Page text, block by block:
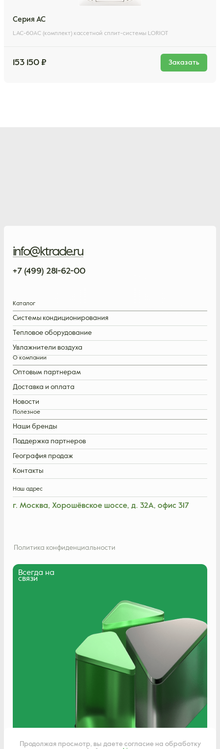
Продолжая просмотр, вы даете согласие на обработку
Серия AC
LAC-60AС (комплект) кассетной сплит-системы LORIOT
153 150 ₽ Заказать
info@ktrade.ru
+7 (499) 281-62-00
Каталог
Системы кондиционирования
Тепловое оборудование
Увлажнители воздуха
О компании
Оптовым партнерам
Доставка и оплата
Новости
Полезное
Наши бренды
Поддержка партнеров
География продаж
Контакты
Политика конфиденциальности
Наш адрес
г. Москва, Хорошёвское шоссе, д. 32А, офис 317
Всегда на
связи